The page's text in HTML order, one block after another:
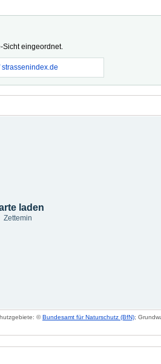
Sicht eingeordnet.
laden
Zettemin
©Bundesamt für Naturschutz (BfN);